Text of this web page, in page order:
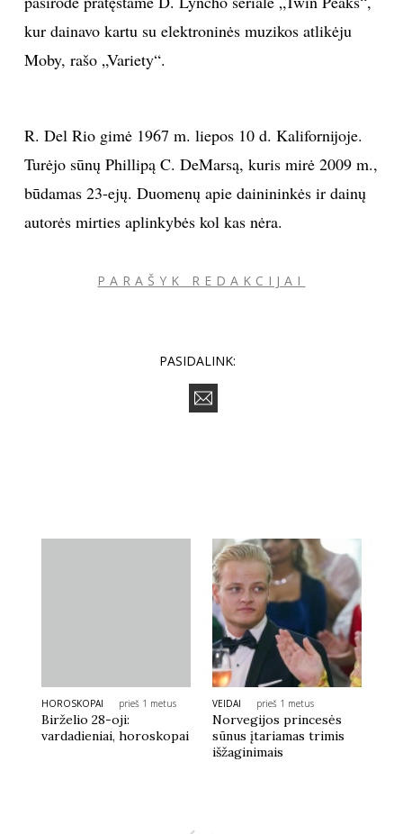
KNYGOS
INTERJERAS
VIRTUVĖ
PRENUMERUOK
NAUJIENLAIŠKĮ
Prenumeruodami portalą,
Jūs sutinkate su
kur dainavo kartu su elektroninės muzikos atlikėju
Moby, rašo „Variety“.
R. Del Rio gimė 1967 m. liepos 10 d. Kalifornijoje.
Turėjo sūnų Phillipą C. DeMarsą, kuris mirė 2009 m.,
būdamas 23-ejų. Duomenų apie dainininkės ir dainų
autorės mirties aplinkybės kol kas nėra.
PARAŠYK REDAKCIJAI
PASIDALINK:
HOROSKOPAI prieš 1 metus
Birželio 28-oji:
vardadieniai, horoskopai
VEIDAI prieš 1 metus
Norvegijos princesės
sūnus įtariamas trimis
išžaginimais